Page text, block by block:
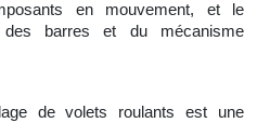
en mouvement, et le
barres et du mécanisme
de volets roulants est une